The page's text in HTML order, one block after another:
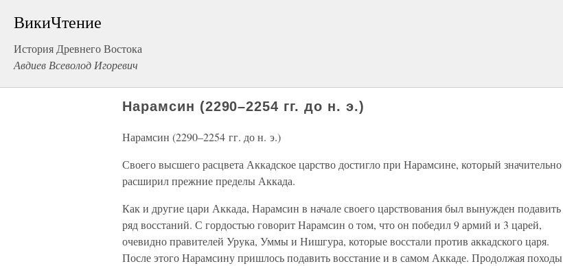
ВикиЧтение
История Древнего Востока
Авдиев Всеволод Игоревич
Нарамсин (2290–2254 гг. до н. э.)
Нарамсин (2290–2254 гг. до н. э.)
Своего высшего расцвета Аккадское царство достигло при Нарамсине, который значительно
расширил прежние пределы Аккада.
Как и другие цари Аккада, Нарамсин в начале своего царствования был вынужден подавить
ряд восстаний. С гордостью говорит Нарамсин о том, что он победил 9 армий и 3 царей,
очевидно правителей Урука, Уммы и Нишгура, которые восстали против аккадского царя.
После этого Нарамсину пришлось подавить восстание и в самом Аккаде. Продолжая походы